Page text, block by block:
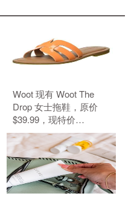
Woot 现有 Woot The
Drop 女士拖鞋，原价
$39.99，现特价
$6.99（约47.29元）。
无需使用优惠码。 优惠
随时可能失效。